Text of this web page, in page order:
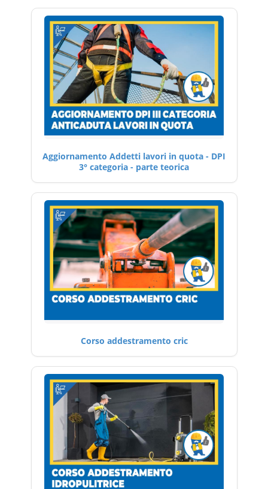
Aggiornamento Addetti lavori in quota - DPI
3° categoria - parte teorica
Corso addestramento cric